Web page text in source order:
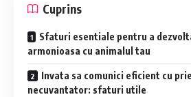
Cuprins
Sfaturi esentiale pentru a
armonioasa cu animalul tau
Invata sa comunici eficient cu
necuvantator: sfaturi utile